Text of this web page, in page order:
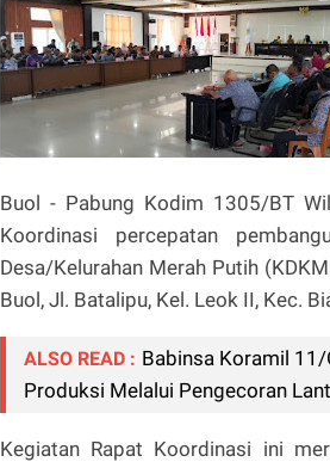
Buol - Pabung Kodim 1305/BT
Koordinasi percepatan
Desa/Kelurahan Merah Putih
Buol, Jl. Batalipu, Kel. Leok II, Kec.
ALSO READ : Babinsa Koramil 11/
Produksi Melalui Pengecoran
Kegiatan Rapat Koordinasi ini